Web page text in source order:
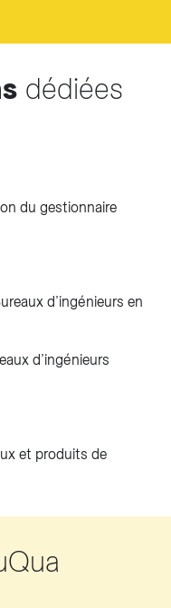
dédiées
du gestionnaire
d’ingénieurs en
d’ingénieurs
et produits de